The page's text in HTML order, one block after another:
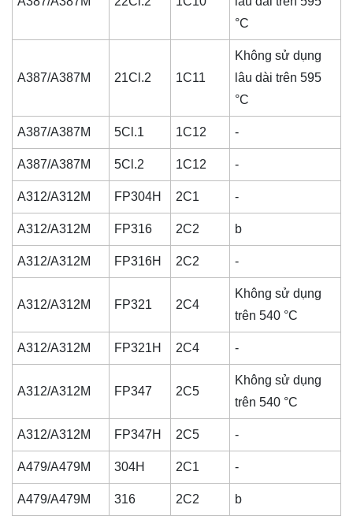
°C
A387/A387M 21Cl.2 1C11
Không sử dụng
lâu dài trên 595
°C
A387/A387M 5Cl.1 1C12 -
A387/A387M 5Cl.2 1C12 -
A312/A312M FP304H 2C1 -
A312/A312M FP316 2C2 b
A312/A312M FP316H 2C2 -
A312/A312M FP321 2C4
Không sử dụng
trên 540 °C
A312/A312M FP321H 2C4 -
A312/A312M FP347 2C5
Không sử dụng
trên 540 °C
A312/A312M FP347H 2C5 -
A479/A479M 304H 2C1 -
A479/A479M 316 2C2 b